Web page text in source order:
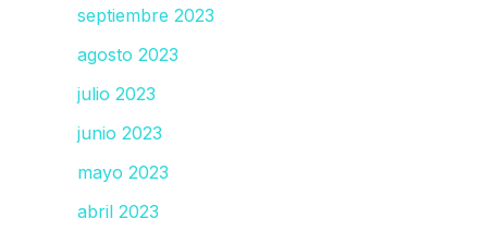
septiembre 2023
agosto 2023
julio 2023
junio 2023
mayo 2023
abril 2023